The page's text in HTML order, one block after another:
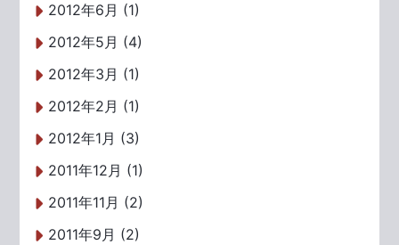
2012年6月 (1)
2012年5月 (4)
2012年3月 (1)
2012年2月 (1)
2012年1月 (3)
2011年12月 (1)
2011年11月 (2)
2011年9月 (2)